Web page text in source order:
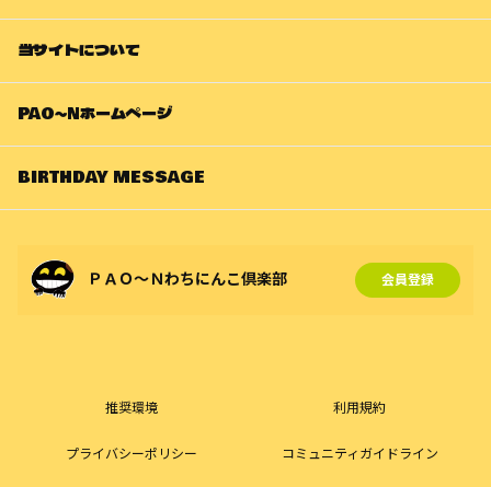
当サイトについて
PAO～Nホームページ
BIRTHDAY MESSAGE
ＰＡＯ～Ｎわちにんこ倶楽部 会員登録
推奨環境 利用規約
プライバシーポリシー コミュニティガイドライン